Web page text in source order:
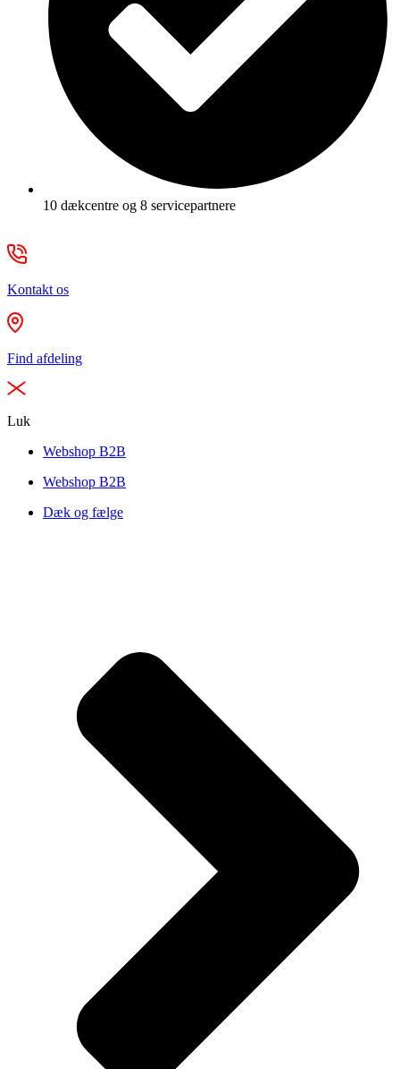
10 dækcentre og 8 servicepartnere
Kontakt os
Find afdeling
Luk
Webshop B2B
Webshop B2B
Dæk og fælge